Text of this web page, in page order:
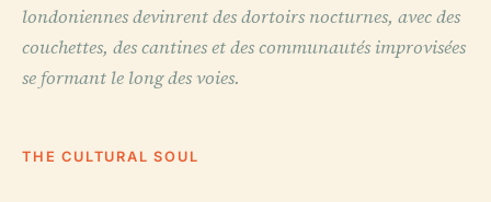
londoniennes devinrent des dortoirs nocturnes, avec des
couchettes, des cantines et des communautés improvisées
se formant le long des voies.
THE CULTURAL SOUL